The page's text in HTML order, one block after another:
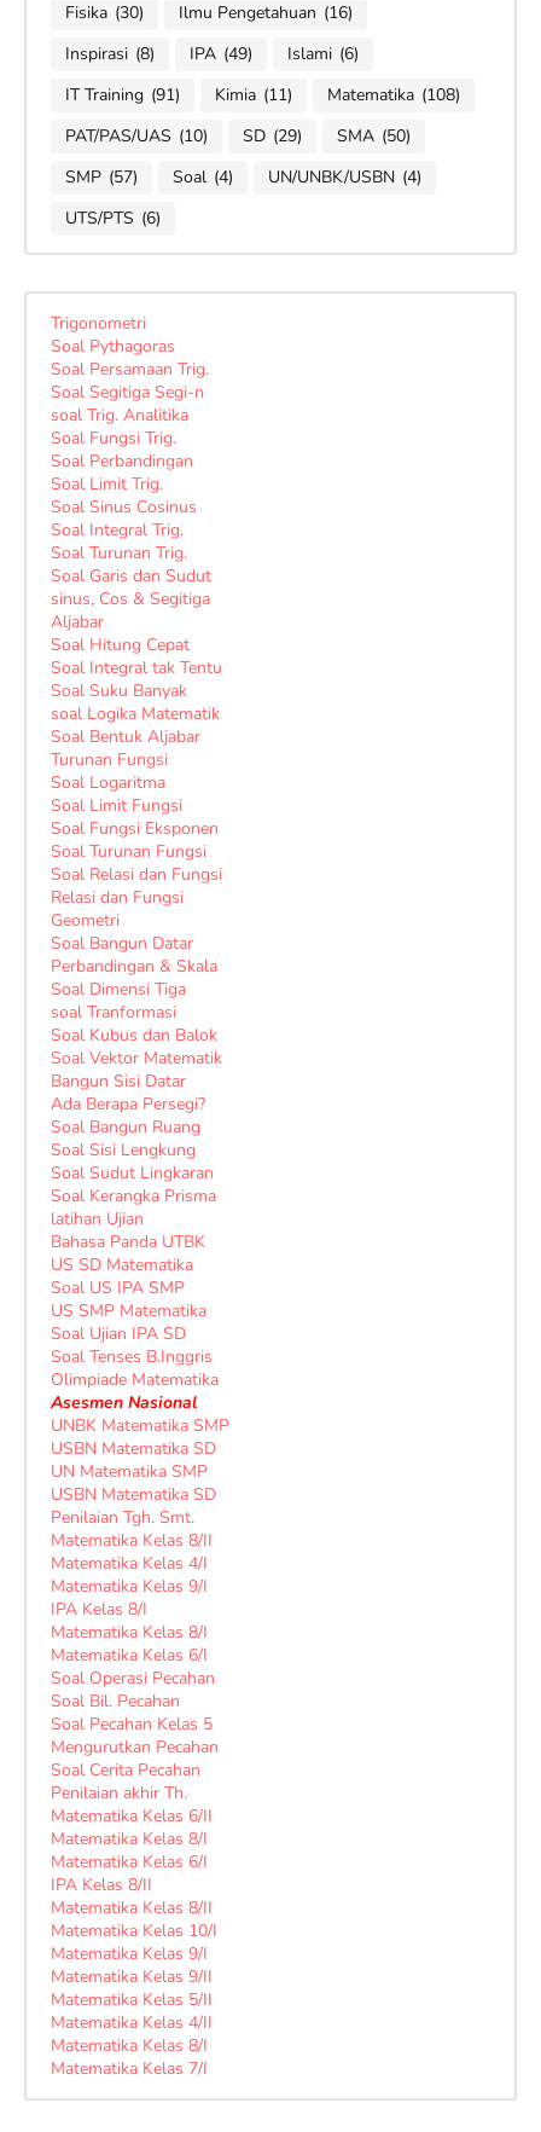
Fisika (30) Ilmu Pengetahuan (16)
Inspirasi (8) IPA (49) Islami (6)
IT Training (91) Kimia (11) Matematika (108)
PAT/PAS/UAS (10) SD (29) SMA (50)
SMP (57) Soal (4) UN/UNBK/USBN (4)
UTS/PTS (6)
Trigonometri
Soal Pythagoras
Soal Persamaan Trig.
Soal Segitiga Segi-n
soal Trig. Analitika
Soal Fungsi Trig.
Soal Perbandingan
Soal Limit Trig.
Soal Sinus Cosinus
Soal Integral Trig.
Soal Turunan Trig.
Soal Garis dan Sudut
sinus, Cos & Segitiga
Aljabar
Soal Hitung Cepat
Soal Integral tak Tentu
Soal Suku Banyak
soal Logika Matematik
Soal Bentuk Aljabar
Turunan Fungsi
Soal Logaritma
Soal Limit Fungsi
Soal Fungsi Eksponen
Soal Turunan Fungsi
Soal Relasi dan Fungsi
Relasi dan Fungsi
Geometri
Soal Bangun Datar
Perbandingan & Skala
Soal Dimensi Tiga
soal Tranformasi
Soal Kubus dan Balok
Soal Vektor Matematik
Bangun Sisi Datar
Ada Berapa Persegi?
Soal Bangun Ruang
Soal Sisi Lengkung
Soal Sudut Lingkaran
Soal Kerangka Prisma
latihan Ujian
Bahasa Panda UTBK
US SD Matematika
Soal US IPA SMP
US SMP Matematika
Soal Ujian IPA SD
Soal Tenses B.Inggris
Olimpiade Matematika
Asesmen Nasional
UNBK Matematika SMP
USBN Matematika SD
UN Matematika SMP
USBN Matematika SD
Penilaian Tgh. Smt.
Matematika Kelas 8/II
Matematika Kelas 4/I
Matematika Kelas 9/I
IPA Kelas 8/I
Matematika Kelas 8/I
Matematika Kelas 6/I
Soal Operasi Pecahan
Soal Bil. Pecahan
Soal Pecahan Kelas 5
Mengurutkan Pecahan
Soal Cerita Pecahan
Penilaian akhir Th.
Matematika Kelas 6/II
Matematika Kelas 8/I
Matematika Kelas 6/I
IPA Kelas 8/II
Matematika Kelas 8/II
Matematika Kelas 10/I
Matematika Kelas 9/I
Matematika Kelas 9/II
Matematika Kelas 5/II
Matematika Kelas 4/II
Matematika Kelas 8/I
Matematika Kelas 7/I